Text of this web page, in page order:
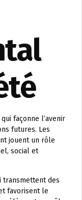
façonne l’avenir
futures. Les
jouent un rôle
social et
transmettent des
favorisent le